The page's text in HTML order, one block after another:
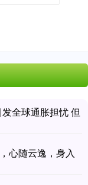
全球通胀担忧 但
心随云逸，身入